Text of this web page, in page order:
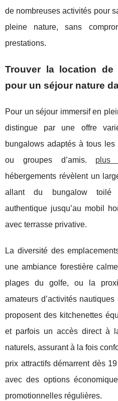
de nombreuses activités pour
pleine nature, sans
prestations.
Trouver la location de
pour un séjour nature
Pour un séjour immersif en
distingue par une offre
bungalows adaptésà tous les
ou groupes d’amis. plus
hébergements révèlent un
allant du bungalow toilé
authentique jusqu’au mobil
avec terrasse privative.
La diversité des
une ambiance forestière
plages du golfe, ou la
amateurs d’activités
proposent des kitchenettes
et parfois un accès direct à
naturels, assurant à la fois
prix attractifs démarrent dès
avec des options
promotionnelles régulières.